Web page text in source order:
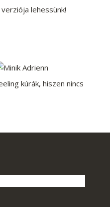
lehessünk!
kúrák, hiszen nincs